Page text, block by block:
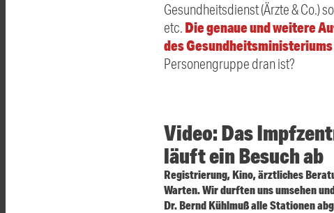
Gesundheitsdienst (Ärzte & Co.)
etc. Die genaue und weitere
des
Personengruppe dran ist?
Video: Das
läuft ein Besuch ab
Registrierung, Kino, ärztliches
Warten. Wir durften uns umsehen
Dr. Bernd Kühlmuß alle Stationen